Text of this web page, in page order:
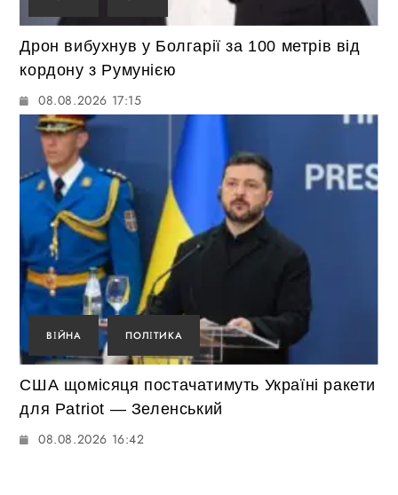
Дрон вибухнув у Болгарії за 100 метрів від
кордону з Румунією
08.08.2026 17:15
ВІЙНА ПОЛІТИКА
США щомісяця постачатимуть Україні ракети
для Patriot — Зеленський
08.08.2026 16:42